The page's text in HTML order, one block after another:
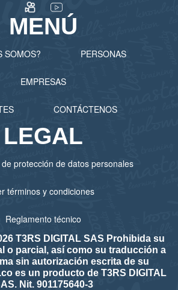
MENÚ
SOMOS? PERSONAS
EMPRESAS
CONTÁCTENOS
LEGAL
protección de datos personales
términos y condiciones
Reglamento técnico
T3RS DIGITAL SAS Prohibida su
o parcial, así como su traducción a
sin autorización escrita de su
es un producto de T3RS DIGITAL
Nit. 901175640-3